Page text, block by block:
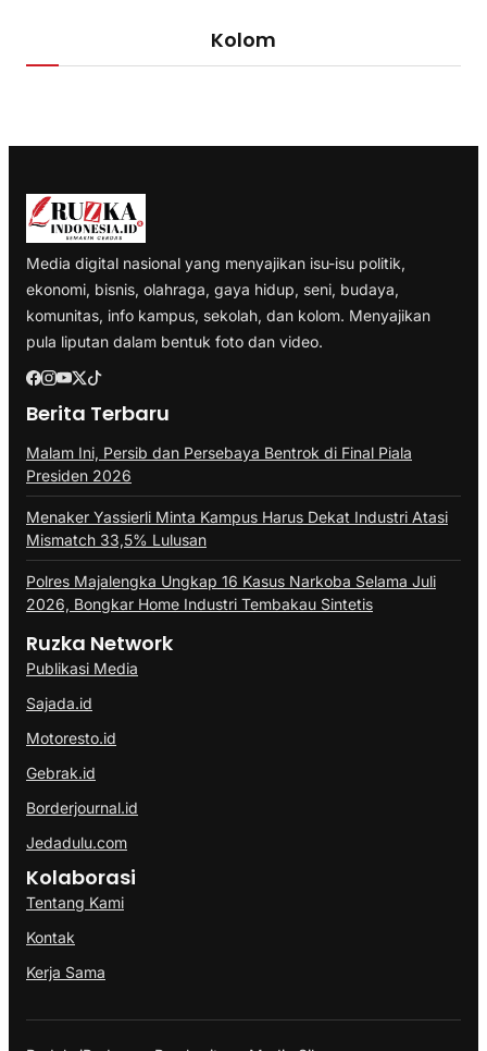
Kolom
Media digital nasional yang menyajikan isu-isu politik,
ekonomi, bisnis, olahraga, gaya hidup, seni, budaya,
komunitas, info kampus, sekolah, dan kolom. Menyajikan
pula liputan dalam bentuk foto dan video.
Berita Terbaru
Malam Ini, Persib dan Persebaya Bentrok di Final Piala
Presiden 2026
Menaker Yassierli Minta Kampus Harus Dekat Industri Atasi
Mismatch 33,5% Lulusan
Polres Majalengka Ungkap 16 Kasus Narkoba Selama Juli
2026, Bongkar Home Industri Tembakau Sintetis
Ruzka Network
Publikasi Media
Sajada.id
Motoresto.id
Gebrak.id
Borderjournal.id
Jedadulu.com
Kolaborasi
Tentang Kami
Kontak
Kerja Sama